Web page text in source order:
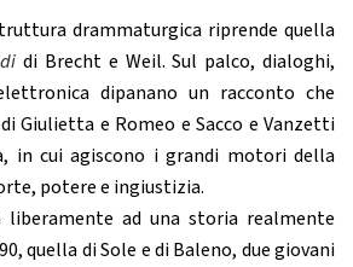
drammaturgica riprende quella
di Brecht e Weil. Sul palco, dialoghi,
dipanano un racconto che
Giulietta e Romeo e Sacco e Vanzetti
in cui agiscono i grandi motori della
potere e ingiustizia.
ad una storia realmente
quella di Sole e di Baleno, due giovani